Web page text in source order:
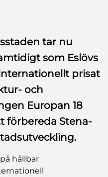
tar nu
som Eslövs
prisat
och
Europan 18
förbereda Stena-
hållbar